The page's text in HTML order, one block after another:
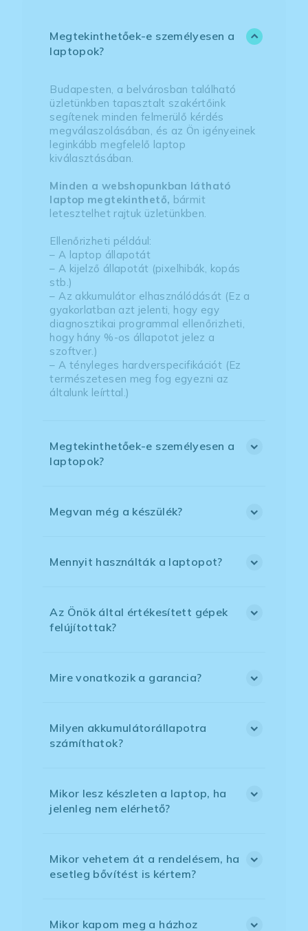
Megtekinthetőek-e személyesen a
laptopok?
Budapesten, a belvárosban található
üzletünkben tapasztalt szakértőink
segítenek minden felmerülő kérdés
megválaszolásában, és az Ön igényeinek
leginkább megfelelő laptop
kiválasztásában.
Minden a webshopunkban látható
laptop megtekinthető, bármit
letesztelhet rajtuk üzletünkben.
Ellenőrizheti például:
– A laptop állapotát
– A kijelző állapotát (pixelhibák, kopás
stb.)
– Az akkumulátor elhasználódását (Ez a
gyakorlatban azt jelenti, hogy egy
diagnosztikai programmal ellenőrizheti,
hogy hány %-os állapotot jelez a
szoftver.)
– A tényleges hardverspecifikációt (Ez
természetesen meg fog egyezni az
általunk leírttal.)
Megtekinthetőek-e személyesen a
laptopok?
Megvan még a készülék?
Mennyit használták a laptopot?
Az Önök által értékesített gépek
felújítottak?
Mire vonatkozik a garancia?
Milyen akkumulátorállapotra
számíthatok?
Mikor lesz készleten a laptop, ha
jelenleg nem elérhető?
Mikor vehetem át a rendelésem, ha
esetleg bővítést is kértem?
Mikor kapom meg a házhoz